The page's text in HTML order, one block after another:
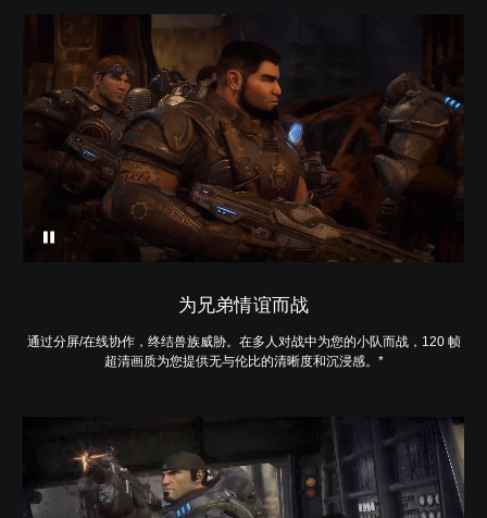
为兄弟情谊而战
通过分屏/在线协作，终结兽族威胁。在多人对战中为您的小队而战，120 帧
超清画质为您提供无与伦比的清晰度和沉浸感。*